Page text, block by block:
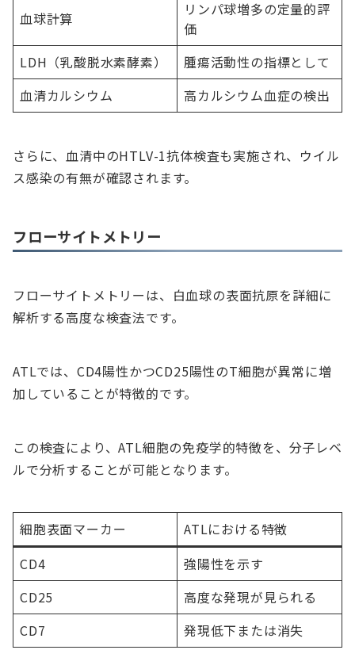
血球計算
リンパ球増多の定量的評
価
LDH（乳酸脱水素酵素）
腫瘍活動性の指標として
血清カルシウム
高カルシウム血症の検出
さらに、血清中のHTLV-1抗体検査も実施され、ウイル
ス感染の有無が確認されます。
フローサイトメトリー
フローサイトメトリーは、白血球の表面抗原を詳細に
解析する高度な検査法です。
ATLでは、CD4陽性かつCD25陽性のT細胞が異常に増
加していることが特徴的です。
この検査により、ATL細胞の免疫学的特徴を、分子レベ
ルで分析することが可能となります。
細胞表面マーカー
ATLにおける特徴
CD4
強陽性を示す
CD25
高度な発現が見られる
CD7
発現低下または消失